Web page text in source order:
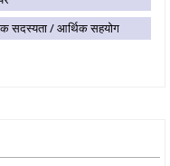
सदस्यता / आर्थिक सहयोग